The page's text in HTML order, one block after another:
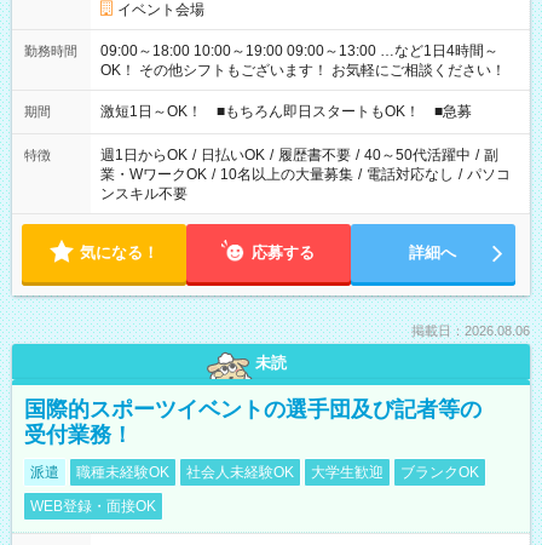
イベント会場
勤務時間
09:00～18:00 10:00～19:00 09:00～13:00 …など1日4時間～
OK！ その他シフトもございます！ お気軽にご相談ください！
期間 激短1日～OK！ ■もちろん即日スタートもOK！ ■急募
特徴 週1日からOK / 日払いOK / 履歴書不要 / 40～50代活躍中 / 副
業・WワークOK / 10名以上の大量募集 / 電話対応なし / パソコ
ンスキル不要
気になる！ 応募する 詳細へ
掲載日：2026.08.06
未読
国際的スポーツイベントの選手団及び記者等の
受付業務！
派遣 職種未経験OK 社会人未経験OK 大学生歓迎
ブランクOK
WEB登録・面接OK